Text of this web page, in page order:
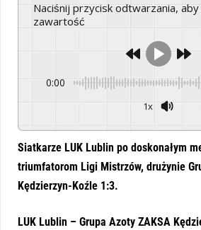
Naciśnij przycisk odtwarzania, aby odsłuchać tę
zawartość
0:00
1x
Siatkarze LUK Lublin po doskonałym
triumfatorom Ligi Mistrzów, drużynie
Kędzierzyn-Koźle 1:3.
LUK Lublin – Grupa Azoty ZAKSA